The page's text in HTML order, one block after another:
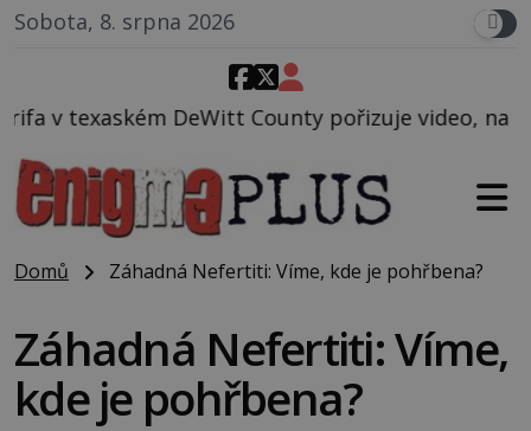
Sobota, 8. srpna 2026
County pořizuje video, na kterém před
Domů Záhadná Nefertiti: Víme, kde je pohřbena?
Záhadná Nefertiti: Víme,
kde je pohřbena?